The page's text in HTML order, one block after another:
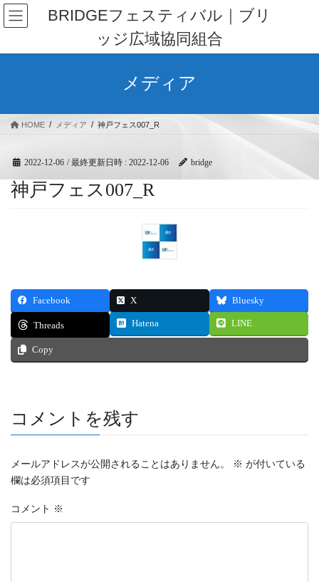
コ
ン
ン
ナ
ビ
ー
BRIDGEフェスティバル｜ブリ
ッジ広域協同組合
メディア
HOME メディア 神戸フェス007_R
2022-12-06 / 最終更新日時 : 2022-12-06 bridge
神戸フェス007_R
Facebook X Bluesky
Threads Hatena LINE
Copy
コメントを残す
メールアドレスが公開されることはありません。 ※ が付いている
欄は必須項目です
コメント ※